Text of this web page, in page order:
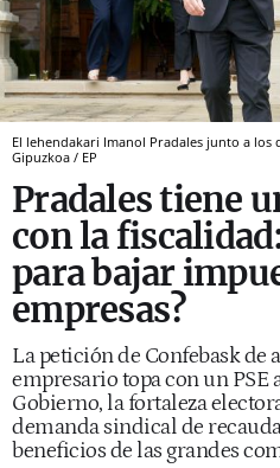
El lehendakari Imanol Pradales junto a los
Gipuzkoa / EP
Pradales tiene
con la
para bajar
empresas?
La petición de Confebask de
empresario topa con un PSE
Gobierno, la fortaleza
demanda sindical de
beneficios de las grandes